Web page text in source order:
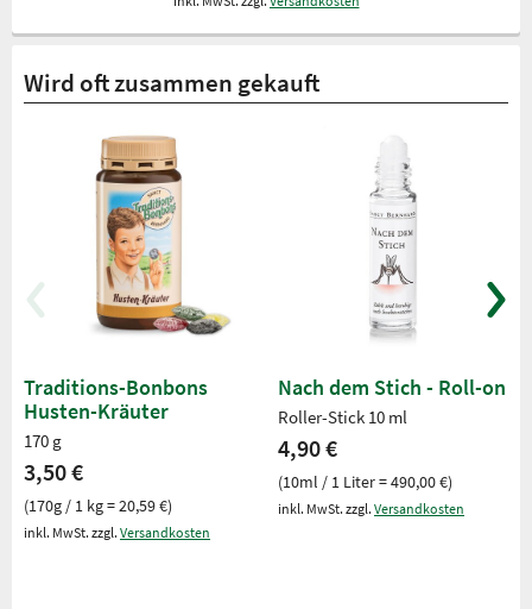
Wird oft zusammen gekauft
Traditions-Bonbons
Husten-Kräuter
170 g
3,50 €
(170g / 1 kg = 20,59 €)
inkl. MwSt. zzgl. Versandkosten
Nach dem Stich - Roll-on
Roller-Stick 10 ml
4,90 €
(10ml / 1 Liter = 490,00 €)
inkl. MwSt. zzgl. Versandkosten